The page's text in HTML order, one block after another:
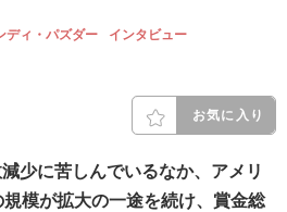
ディ・パズダー インタビュー
お気に入り
少に苦しんでいるなか、アメリ
模が拡大の一途を続け、賞金総